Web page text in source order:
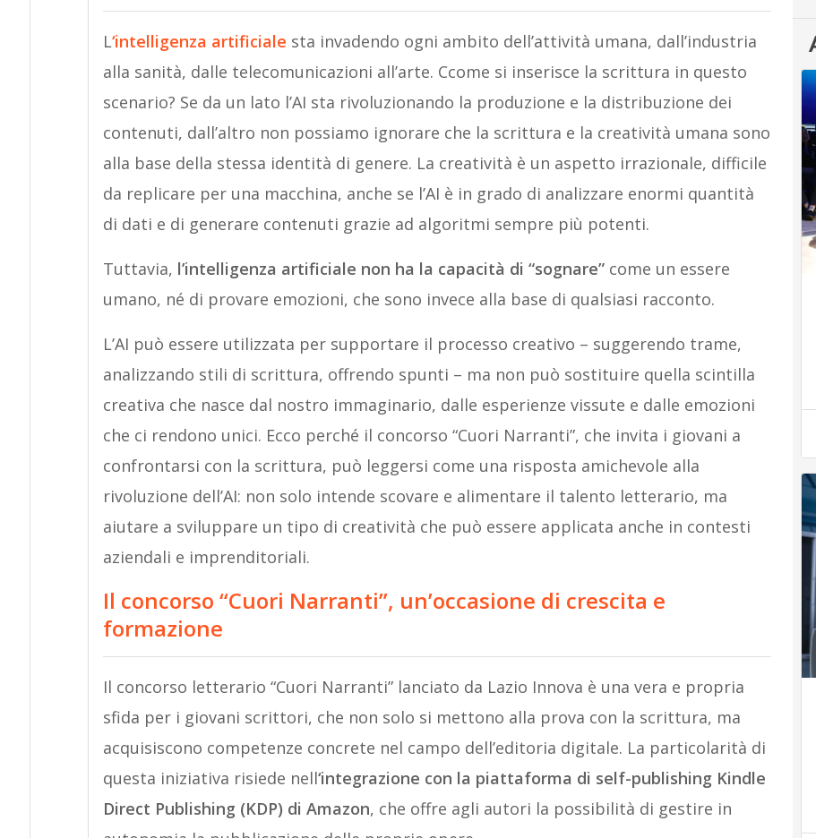
L‘intelligenza artificiale sta invadendo ogni ambito dell’attività umana, dall’industria
alla sanità, dalle telecomunicazioni all’arte. Ccome si inserisce la scrittura in questo
scenario? Se da un lato l’AI sta rivoluzionando la produzione e la distribuzione dei
contenuti, dall’altro non possiamo ignorare che la scrittura e la creatività umana sono
alla base della stessa identità di genere. La creatività è un aspetto irrazionale, difficile
da replicare per una macchina, anche se l’AI è in grado di analizzare enormi quantità
di dati e di generare contenuti grazie ad algoritmi sempre più potenti.
Tuttavia, l’intelligenza artificiale non ha la capacità di “sognare”come un essere
umano, né di provare emozioni, che sono invece alla base di qualsiasi racconto.
L’AI può essere utilizzata per supportare il processo creativo – suggerendo trame,
analizzando stili di scrittura, offrendo spunti – ma non può sostituire quella scintilla
creativa che nasce dal nostro immaginario, dalle esperienze vissute e dalle emozioni
che ci rendono unici. Ecco perché il concorso “Cuori Narranti”, che invita i giovani a
confrontarsi con la scrittura, può leggersi come una risposta amichevole alla
rivoluzione dell’AI: non solo intende scovare e alimentare il talento letterario, ma
aiutare a sviluppare un tipo di creatività che può essere applicata anche in contesti
aziendali e imprenditoriali.
Il concorso “Cuori Narranti”, un’occasione di crescita e
formazione
Il concorso letterario “Cuori Narranti” lanciato da Lazio Innova è una vera e propria
sfida per i giovani scrittori, che non solo si mettono alla prova con la scrittura, ma
acquisiscono competenze concrete nel campo dell’editoria digitale. La particolarità di
questa iniziativa risiede nell‘integrazione con la piattaforma di self-publishing Kindle
Direct Publishing (KDP) di Amazon, che offre agli autori la possibilità di gestire in